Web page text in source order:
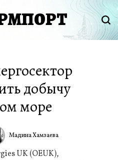
добычу
море
Мадина Хамзаева
UK (OEUK),